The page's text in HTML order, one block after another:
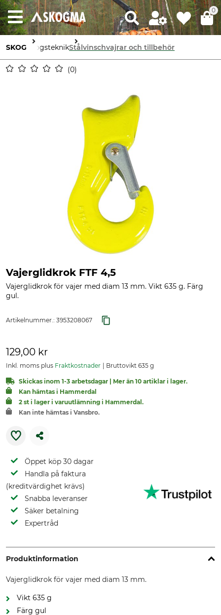
0
SKOG SkogsteknikStålvinschvajrar och tillbehör
0
Vajerglidkrok FTF 4,5
Vajerglidkrok för vajer med diam 13 mm. Vikt 635 g. Färg
gul.
Artikelnummer.: 3953208067
129,00 kr
Inkl. moms plus Fraktkostnader Bruttovikt 635 g
Skickas inom 1-3 arbetsdagar | Mer än 10 artiklar i lager.
Kan hämtas i Hammerdal
2 st i lager i varuutlämning i Hammerdal.
Kan inte hämtas i Vansbro.
Öppet köp 30 dagar
Handla på faktura
(kreditvärdighet krävs)
Snabba leveranser
Säker betalning
Expertråd
Produktinformation
Vajerglidkrok för vajer med diam 13 mm.
Vikt 635 g
Färg gul